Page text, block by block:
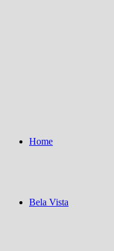
Home
Bela Vista